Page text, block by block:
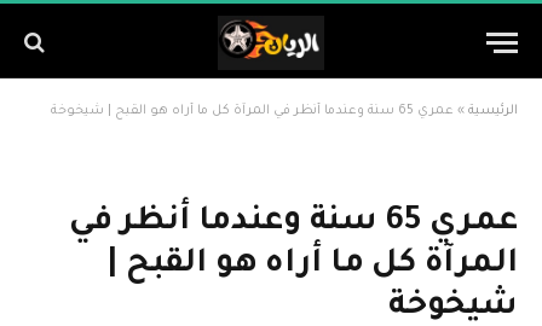
الرئيسية » عمري 65 سنة وعندما أنظر في المرآة كل ما أراه هو القبح | شيخوخة
عمري 65 سنة وعندما أنظر في
المرآة كل ما أراه هو القبح |
شيخوخة